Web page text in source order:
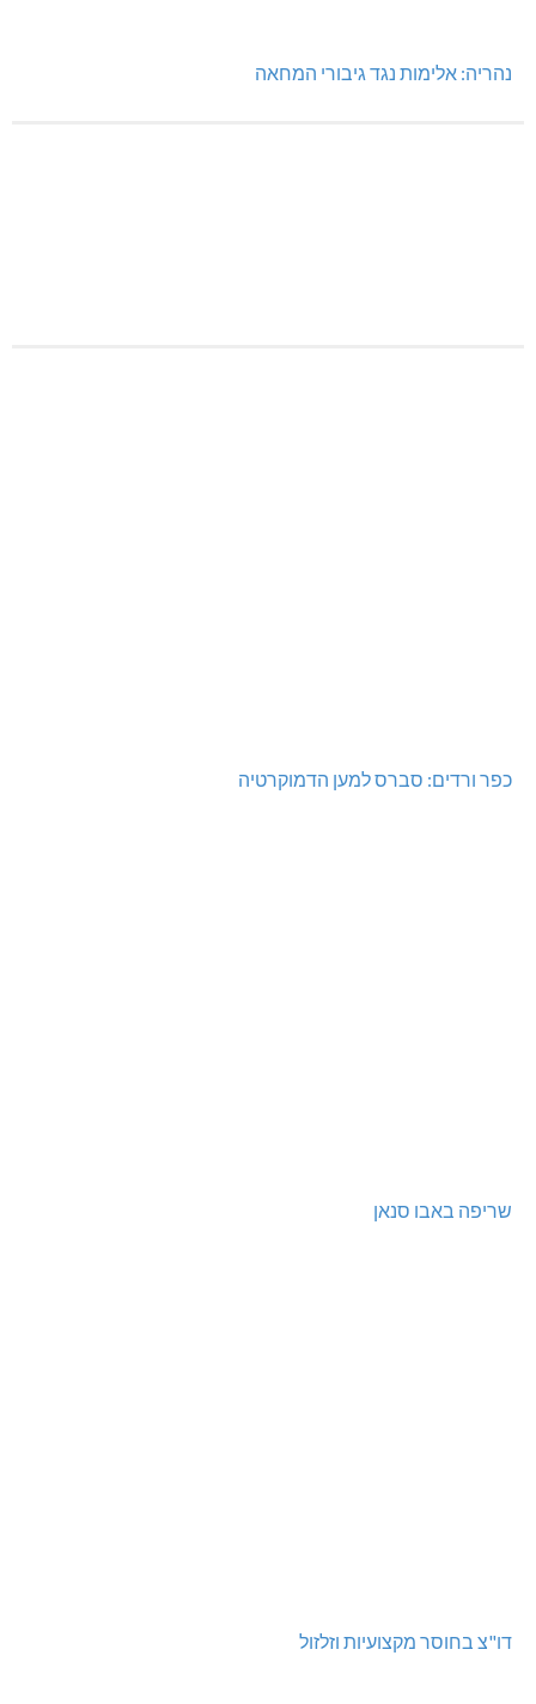
נהריה: אלימות נגד גיבורי המחאה
כפר ורדים: סברס למען הדמוקרטיה
שריפה באבו סנאן
דו"צ בחוסר מקצועיות וזלזול